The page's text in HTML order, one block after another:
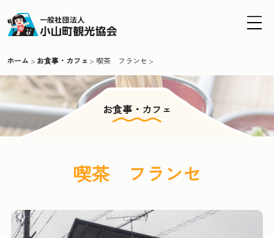
MENU
ホーム お食事・カフェ 喫茶 フランセ
お食事・カフェ
喫茶 フランセ